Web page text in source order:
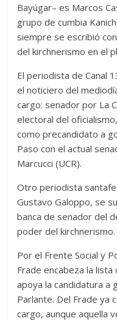
Bayúgar– es Marcos
grupo de cumbia
siempre se escribió
del kirchnerismo en el
El periodista de Canal
el noticiero del
cargo: senador por La
electoral del
como precandidato a
Paso con el actual
Marcucci (UCR).
Otro periodista
Gustavo Galoppo, se
banca de senador del
poder del kirchnerismo.
Por el Frente Social y
Frade encabeza la
apoya la candidatura a
Parlante. Del Frade ya
cargo, aunque aquella